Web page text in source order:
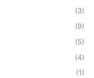
(3)
(9)
(5)
(4)
(1)